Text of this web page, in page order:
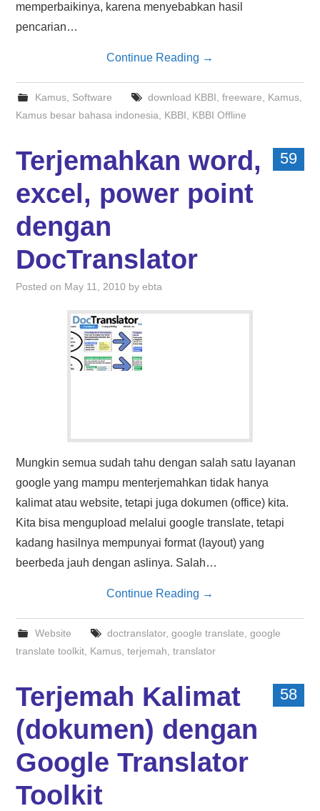
memperbaikinya, karena menyebabkan hasil
pencarian…
Continue Reading →
Kamus, Software download KBBI freeware Kamus,
Kamus besar bahasa indonesia
KBBI KBBI Offline
59
Terjemahkan word,
excel, power point
dengan
DocTranslator
Posted on May 11, 2010 byebta
Mungkin semua sudah tahu dengan salah satu layanan
google yang mampu menterjemahkan tidak hanya
kalimat atau website, tetapi juga dokumen (office) kita.
Kita bisa mengupload melalui google translate, tetapi
kadang hasilnya mempunyai format (layout) yang
beerbeda jauh dengan aslinya. Salah…
Continue Reading →
Website doctranslator, google translate google
translate toolkit Kamus ,terjemah ,translator
58
Terjemah Kalimat
(dokumen) dengan
Google Translator
Toolkit